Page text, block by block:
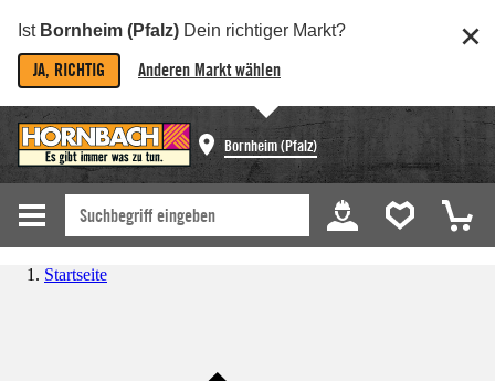
Ist Bornheim (Pfalz) Dein richtiger Markt?
JA, RICHTIG Anderen Markt wählen
Bornheim (Pfalz)
Startseite